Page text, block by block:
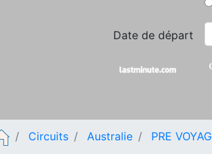
Date de départ
Circuits Australie PRE